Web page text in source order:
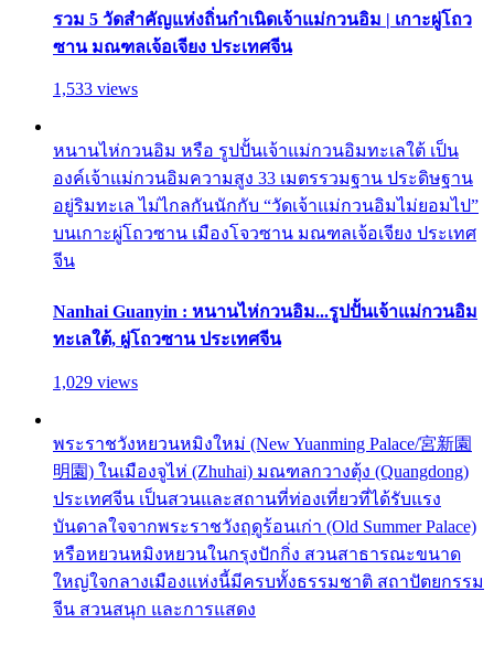
รวม 5 วัดสำคัญแห่งถิ่นกำเนิดเจ้าแม่กวนอิม | เกาะผู่โถว
ซาน มณฑลเจ้อเจียง ประเทศจีน
1,533 views
หนานไห่กวนอิม หรือ รูปปั้นเจ้าแม่กวนอิมทะเลใต้ เป็น
องค์เจ้าแม่กวนอิมความสูง 33 เมตรรวมฐาน ประดิษฐาน
อยู่ริมทะเล ไม่ไกลกันนักกับ “วัดเจ้าแม่กวนอิมไม่ยอมไป”
บนเกาะผู่โถวซาน เมืองโจวซาน มณฑลเจ้อเจียง ประเทศ
จีน
Nanhai Guanyin : หนานไห่กวนอิม...รูปปั้นเจ้าแม่กวนอิม
ทะเลใต้, ผู่โถวซาน ประเทศจีน
1,029 views
พระราชวังหยวนหมิงใหม่ (New Yuanming Palace/宮新園
明園) ในเมืองจูไห่ (Zhuhai) มณฑลกวางตุ้ง (Quangdong)
ประเทศจีน เป็นสวนและสถานที่ท่องเที่ยวที่ได้รับแรง
บันดาลใจจากพระราชวังฤดูร้อนเก่า (Old Summer Palace)
หรือหยวนหมิงหยวนในกรุงปักกิ่ง สวนสาธารณะขนาด
ใหญ่ใจกลางเมืองแห่งนี้มีครบทั้งธรรมชาติ สถาปัตยกรรม
จีน สวนสนุก และการแสดง